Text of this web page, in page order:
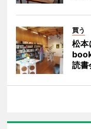
買う
松
読書